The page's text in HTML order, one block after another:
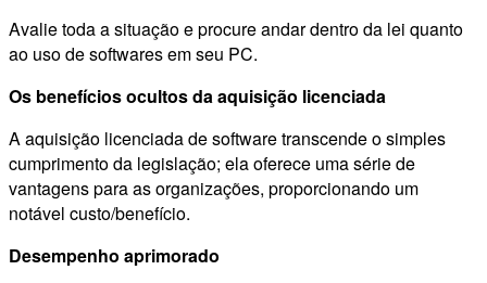
Avalie toda a situação e procure andar dentro da lei quanto
ao uso de softwares em seu PC.
Os benefícios ocultos da aquisição licenciada
A aquisição licenciada de software transcende o simples
cumprimento da legislação; ela oferece uma série de
vantagens para as organizações, proporcionando um
notável custo/benefício.
Desempenho aprimorado